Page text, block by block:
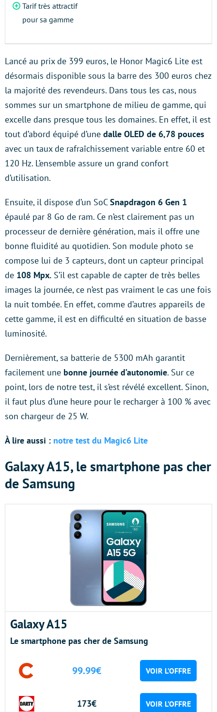
Tarif très attractif
pour sa gamme
Lancé au prix de 399 euros, le Honor Magic6 Lite est
désormais disponible sous la barre des 300 euros chez
la majorité des revendeurs. Dans tous les cas, nous
sommes sur un smartphone de milieu de gamme, qui
excelle dans presque tous les domaines. En effet, il est
tout d’abord équipé d’une dalle OLED de 6,78 pouces
avec un taux de rafraîchissement variable entre 60 et
120 Hz. L’ensemble assure un grand confort
d’utilisation.
Ensuite, il dispose d’un SoCSnapdragon 6 Gen 1
épaulé par 8 Go de ram. Ce n’est clairement pas un
processeur de dernière génération, mais il offre une
bonne fluidité au quotidien. Son module photo se
compose lui de 3 capteurs, dont un capteur principal
de 108 Mpx. S’il est capable de capter de très belles
images la journée, ce n’est pas vraiment le cas une fois
la nuit tombée. En effet, comme d’autres appareils de
cette gamme, il est en difficulté en situation de basse
luminosité.
Dernièrement, sa batterie de 5300 mAh garantit
facilement une bonne journée d’autonomie. Sur ce
point, lors de notre test, il s’est révélé excellent. Sinon,
il faut plus d’une heure pour le recharger à 100 % avec
son chargeur de 25 W.
À lire aussi : notre test du Magic6 Lite
Galaxy A15, le smartphone pas cher
de Samsung
Galaxy A15
Le smartphone pas cher de Samsung
99.99€ VOIR L’OFFRE
173€ VOIR L’OFFRE